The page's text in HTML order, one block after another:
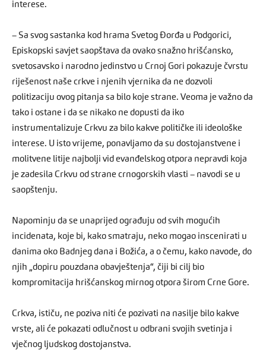
interese.
– Sa svog sastanka kod hrama Svetog Đorđa u Podgorici,
Episkopski savjet saopštava da ovako snažno hrišćansko,
svetosavsko i narodno jedinstvo u Crnoj Gori pokazuje čvrstu
riješenost naše crkve i njenih vjernika da ne dozvoli
politizaciju ovog pitanja sa bilo koje strane. Veoma je važno da
tako i ostane i da se nikako ne dopusti da iko
instrumentalizuje Crkvu za bilo kakve političke ili ideološke
interese. U isto vrijeme, ponavljamo da su dostojanstvene i
molitvene litije najbolji vid evanđelskog otpora nepravdi koja
je zadesila Crkvu od strane crnogorskih vlasti – navodi se u
saopštenju.
Napominju da se unaprijed ograđuju od svih mogućih
incidenata, koje bi, kako smatraju, neko mogao inscenirati u
danima oko Badnjeg dana i Božića, a o čemu, kako navode, do
njih „dopiru pouzdana obavještenja“, čiji bi cilj bio
kompromitacija hrišćanskog mirnog otpora širom Crne Gore.
Crkva, ističu, ne poziva niti će pozivati na nasilje bilo kakve
vrste, ali će pokazati odlučnost u odbrani svojih svetinja i
vječnog ljudskog dostojanstva.